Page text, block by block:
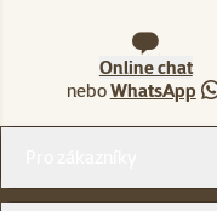
Online chat
neboWhatsApp